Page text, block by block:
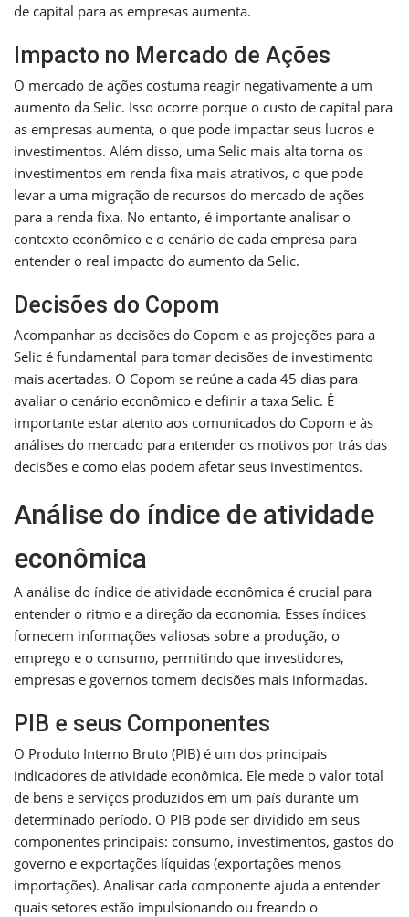
de capital para as empresas aumenta.
Impacto no Mercado de Ações
O mercado de ações costuma reagir negativamente a um
aumento da Selic. Isso ocorre porque o custo de capital para
as empresas aumenta, o que pode impactar seus lucros e
investimentos. Além disso, uma Selic mais alta torna os
investimentos em renda fixa mais atrativos, o que pode
levar a uma migração de recursos do mercado de ações
para a renda fixa. No entanto, é importante analisar o
contexto econômico e o cenário de cada empresa para
entender o real impacto do aumento da Selic.
Decisões do Copom
Acompanhar as decisões do Copom e as projeções para a
Selic é fundamental para tomar decisões de investimento
mais acertadas. O Copom se reúne a cada 45 dias para
avaliar o cenário econômico e definir a taxa Selic. É
importante estar atento aos comunicados do Copom e às
análises do mercado para entender os motivos por trás das
decisões e como elas podem afetar seus investimentos.
Análise do índice de atividade
econômica
A análise do índice de atividade econômica é crucial para
entender o ritmo e a direção da economia. Esses índices
fornecem informações valiosas sobre a produção, o
emprego e o consumo, permitindo que investidores,
empresas e governos tomem decisões mais informadas.
PIB e seus Componentes
O Produto Interno Bruto (PIB) é um dos principais
indicadores de atividade econômica. Ele mede o valor total
de bens e serviços produzidos em um país durante um
determinado período. O PIB pode ser dividido em seus
componentes principais: consumo, investimentos, gastos do
governo e exportações líquidas (exportações menos
importações). Analisar cada componente ajuda a entender
quais setores estão impulsionando ou freando o